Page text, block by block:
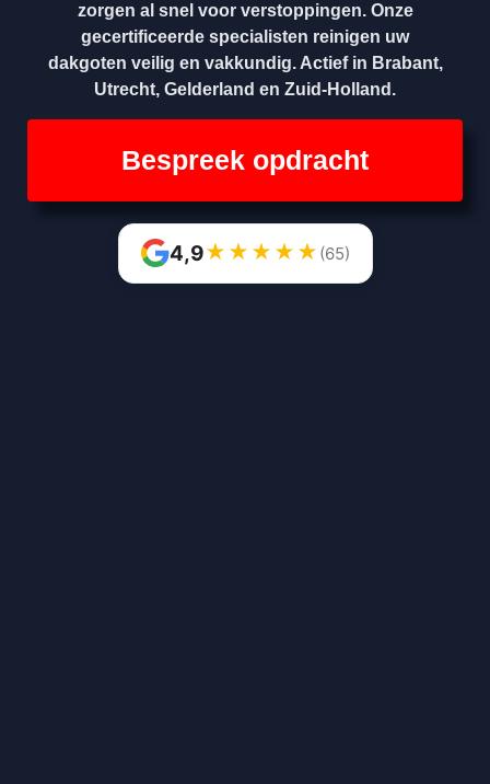
zorgen al snel voor verstoppingen. Onze
gecertificeerde specialisten reinigen uw
dakgoten veilig en vakkundig. Actief in Brabant,
Utrecht, Gelderland en Zuid-Holland.
Bespreek opdracht
4,9★ ★ ★ ★ ★ (65)